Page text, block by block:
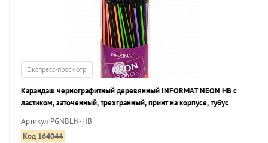
Экспресс-просмотр
Карандаш чернографитный деревянный INFORMAT NEON НВ с
ластиком, заточенный, трехгранный, принт на корпусе, тубус
Артикул PGNBLN-HB
Код 164044